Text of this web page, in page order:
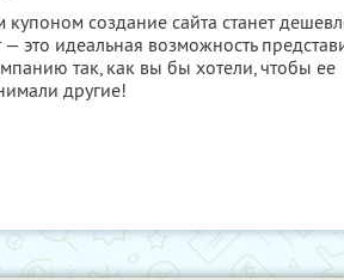
создание сайта станет
— это идеальная возможность
так, как вы бы хотели, чтобы ее
другие!